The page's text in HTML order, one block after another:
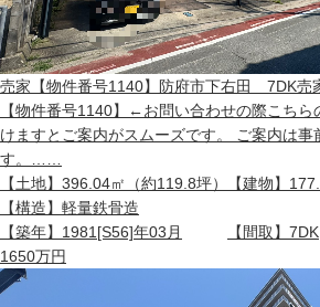
売家 【物件番号1140】防府市下右田 7DK売
【物件番号1140】←お問い合わせの際こちら
けますとご案内がスムーズです。 ご案内は事
す。……
【土地】 396.04㎡（約119.8坪） 【建物】
【構造】 軽量鉄骨造
【築年】 1981[S56]年03月 【間取】 7DK
1650万円